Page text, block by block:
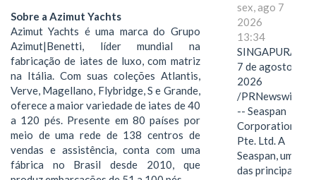
Sobre a Azimut Yachts
Azimut Yachts é uma marca do Grupo
Azimut|Benetti, líder mundial na
fabricação de iates de luxo, com matriz
na Itália. Com suas coleções Atlantis,
Verve, Magellano, Flybridge, S e Grande,
oferece a maior variedade de iates de 40
a 120 pés. Presente em 80 países por
meio de uma rede de 138 centros de
vendas e assistência, conta com uma
fábrica no Brasil desde 2010, que
sex, ago 7
2026
13:34
SINGAPURA,
7 de agosto de
2026
/PRNewswire/
-- Seaspan
Corporation
Pte. Ltd. A
Seaspan, uma
das principais